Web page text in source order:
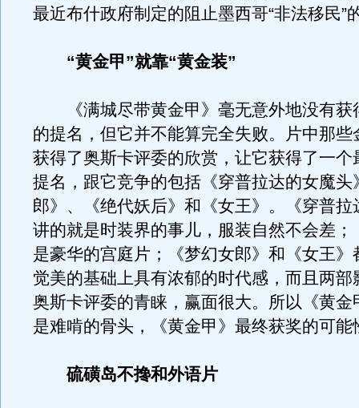
最近布什政府制定的阻止墨西哥“非法移民”
“黄金甲”就靠“黄金装”
《满城尽带黄金甲》毫无意外地没有获
的提名，但它并不能算完全失败。片中那些
获得了奥斯卡评委的欣赏，让它获得了一个
提名，跟它竞争的包括《穿普拉达的女魔头
郎》、《绝代妖后》和《女王》。《穿普拉
讲的就是时装界的事儿，服装自然不会差；
是豪华的宫庭片；《梦幻女郎》和《女王》
觉美的基础上具有浓郁的时代感，而且两部
奥斯卡评委的青睐，赢面很大。所以《黄金
是难啃的骨头，《黄金甲》最终获奖的可能
硫磺岛不搀和外语片